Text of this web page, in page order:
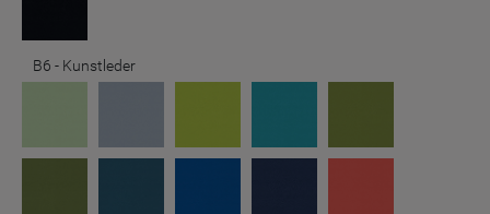
B6 - Kunstleder